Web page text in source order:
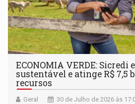
ECONOMIA VERDE: Sicredi
sustentável e atinge R$ 7,5
recursos
Geral 30 de Julho de 2026 às